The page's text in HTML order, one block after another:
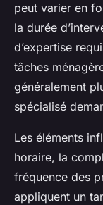
peut varier en
la durée
d’expertise
tâches
généralement
spécialisé
Les éléments
horaire, la
fréquence des
appliquent un